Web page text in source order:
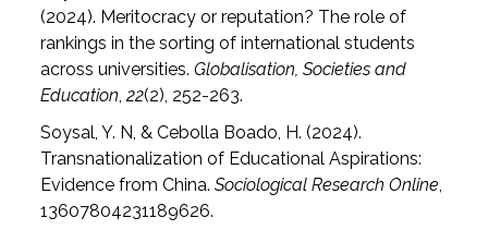
(2024). Meritocracy or reputation? The role of
rankings in the sorting of international students
across universities.Globalisation, Societies and
Education,22(2), 252-263.
Soysal, Y. N, & Cebolla Boado, H. (2024).
Transnationalization of Educational Aspirations:
Evidence from China.Sociological Research Online,
13607804231189626.